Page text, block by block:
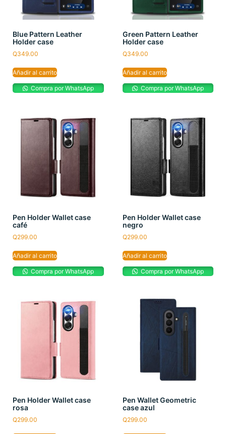
Blue Pattern Leather
Holder case
Q349.00
Añadir al carrito
Compra por WhatsApp
Green Pattern Leather
Holder case
Q349.00
Añadir al carrito
Compra por WhatsApp
Pen Holder Wallet case
café
Q299.00
Añadir al carrito
Compra por WhatsApp
Pen Holder Wallet case
negro
Q299.00
Añadir al carrito
Compra por WhatsApp
Pen Holder Wallet case
rosa
Q299.00
Pen Wallet Geometric
case azul
Q299.00